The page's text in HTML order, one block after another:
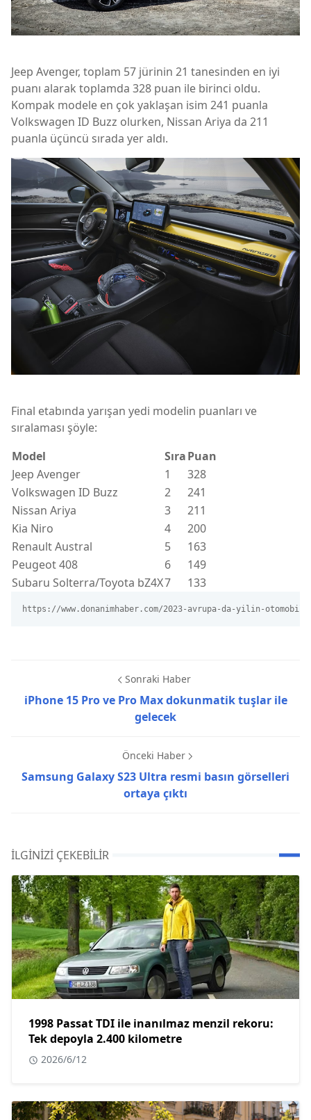
Jeep Avenger, toplam 57 jürinin 21 tanesinden en iyi
puanı alarak toplamda 328 puan ile birinci oldu.
Kompak modele en çok yaklaşan isim 241 puanla
Volkswagen ID Buzz olurken, Nissan Ariya da 211
puanla üçüncü sırada yer aldı.
Final etabında yarışan yedi modelin puanları ve
sıralaması şöyle:
Model
SıraPuan
Jeep Avenger
1
328
Volkswagen ID Buzz
2
241
Nissan Ariya
3
211
Kia Niro
4
200
Renault Austral
5
163
Peugeot 408
6
149
Subaru Solterra/Toyota bZ4X7 133
https://www.donanimhaber.com/2023-avrupa-da-yilin-
Sonraki Haber
iPhone 15 Pro ve Pro Max dokunmatik tuşlar ile
gelecek
Önceki Haber
Samsung Galaxy S23 Ultra resmi basın görselleri
ortaya çıktı
İLGINIZI ÇEKEBILIR
1998 Passat TDI ile inanılmaz menzil rekoru:
Tek depoyla 2.400 kilometre
2026/6/12